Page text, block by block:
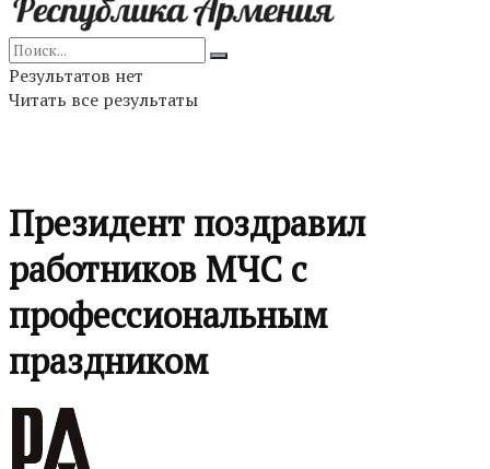
Результатов нет
Читать все результаты
Президент поздравил
работников МЧС с
профессиональным
праздником